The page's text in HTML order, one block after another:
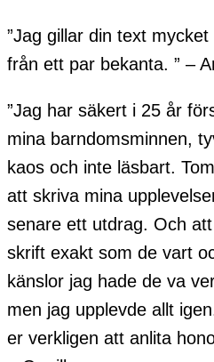
”Jag gillar din text
från ett par bekanta. ” –
”Jag har säkert i 25 år
mina barndomsminnen,
kaos och inte läsbart.
att skriva mina
senare ett utdrag. Och
skrift exakt som de vart
känslor jag hade de va
men jag upplevde allt
er verkligen att anlita